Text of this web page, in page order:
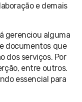
e demais
gerenciou alguma
documentos que
dos serviços. Por
entre outros.
essencial para